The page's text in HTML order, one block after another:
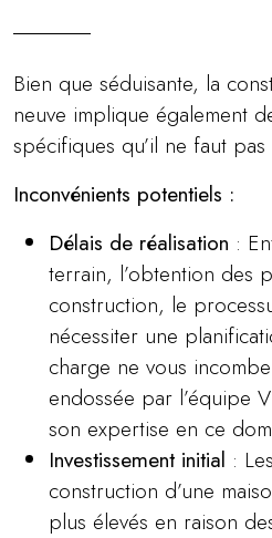
Bien que séduisante, la
neuve implique également
spécifiques qu’il ne faut
Inconvénients potentiels :
Délais de réalisation :
terrain, l’obtention des
construction, le
nécessiter une
charge ne vous
endossée par l’équipe
son expertise en ce
Investissement initial :
construction d’une
plus élevés en raison